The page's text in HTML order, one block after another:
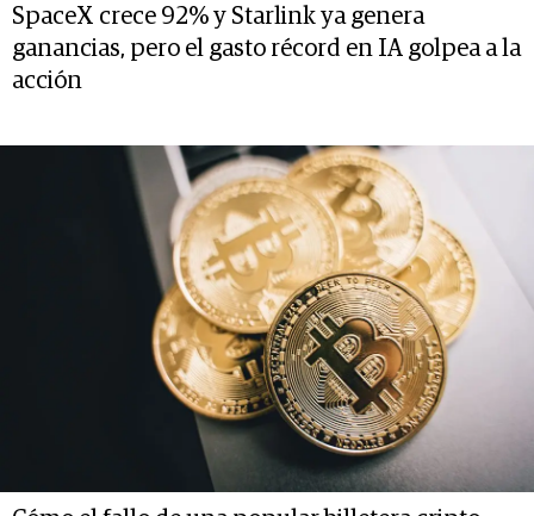
SpaceX crece 92% y Starlink ya genera
ganancias, pero el gasto récord en IA golpea a la
acción